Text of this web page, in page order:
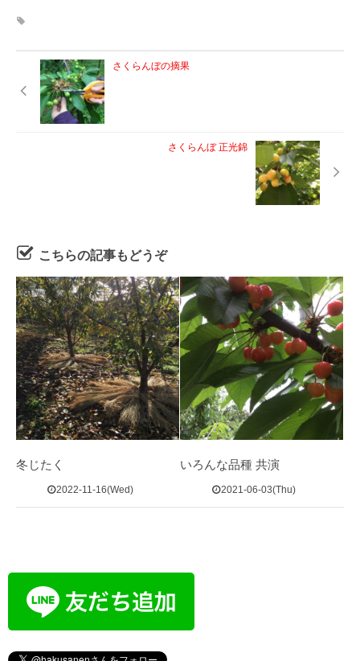
さくらんぼの摘果
さくらんぼ 正光錦
こちらの記事もどうぞ
冬じたく
2022-11-16(Wed)
いろんな品種 共演
2021-06-03(Thu)